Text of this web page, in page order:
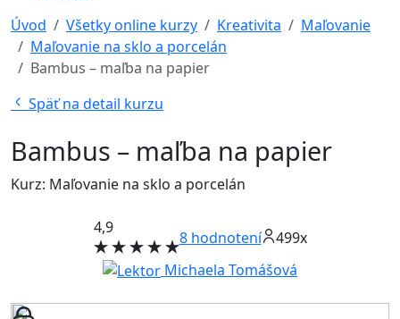
Úvod
Všetky online kurzy Kreativita
Maľovanie
Maľovanie na sklo a porcelán
Bambus – maľba na papier
Späť na detail kurzu
Bambus – maľba na papier
Kurz: Maľovanie na sklo a porcelán
4,9
8hodnotení
499x
Michaela Tomášová